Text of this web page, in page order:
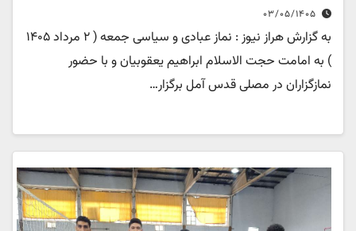
۰۳/۰۵/۱۴۰۵
به گزارش هراز نیوز : نماز عبادی و سیاسی جمعه ( ۲ مرداد ۱۴۰۵
) به امامت حجت الاسلام ابراهیم یعقوبیان و با حضور
نمازگزاران در مصلی قدس آمل برگزار…